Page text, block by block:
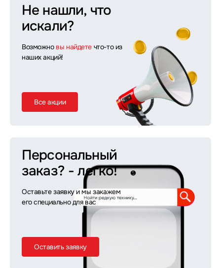
Не нашли, что
искали?
Возможно вы найдете что-то из
наших акций!
Все акции
Персональный
заказ? - легко!
Оставьте заявку и мы закажем
его специально для вас
Оставить заявку